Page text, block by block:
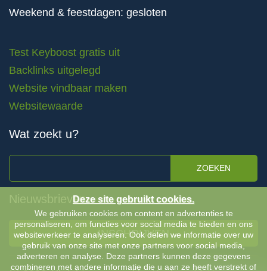
Weekend & feestdagen: gesloten
Test Keyboost gratis uit
Backlinks uitgelegd
Website vindbaar maken
Websitewaarde
Wat zoekt u?
ZOEKEN
Nieuwsbrieven
INSCHRIJVEN
Deze site gebruikt cookies.
We gebruiken cookies om content en advertenties te
personaliseren, om functies voor social media te bieden en ons
websiteverkeer te analyseren. Ook delen we informatie over uw
gebruik van onze site met onze partners voor social media,
adverteren en analyse. Deze partners kunnen deze gegevens
combineren met andere informatie die u aan ze heeft verstrekt of